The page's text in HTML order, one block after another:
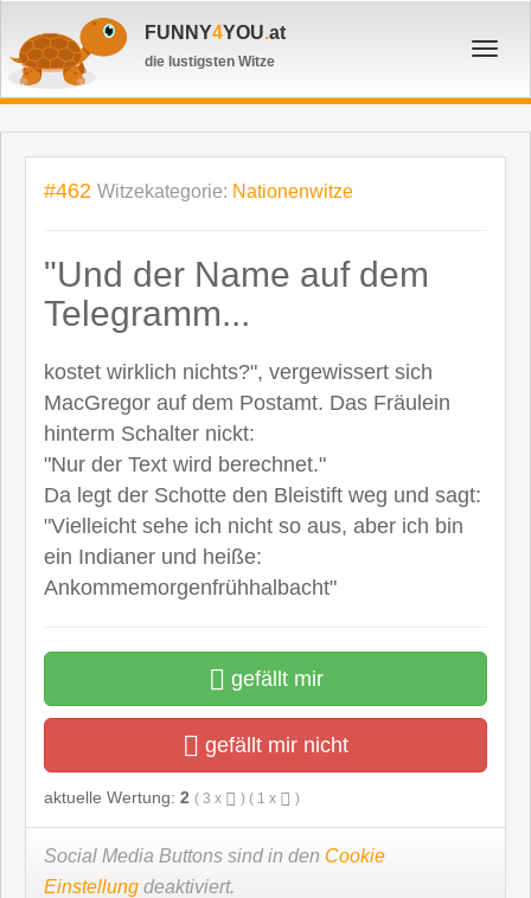
FUNNY4YOU.at
die lustigsten Witze
#462 Witzekategorie: Nationenwitze
"Und der Name auf dem
Telegramm...
kostet wirklich nichts?", vergewissert sich
MacGregor auf dem Postamt. Das Fräulein
hinterm Schalter nickt:
"Nur der Text wird berechnet."
Da legt der Schotte den Bleistift weg und sagt:
"Vielleicht sehe ich nicht so aus, aber ich bin
ein Indianer und heiße:
Ankommemorgenfrühhalbacht"
gefällt mir
gefällt mir nicht
aktuelle Wertung: 2 ( 3 x ) ( 1 x )
Social Media Buttons sind in den Cookie
Einstellung deaktiviert.